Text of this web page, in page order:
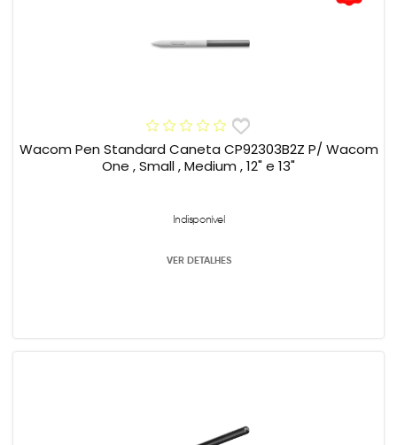
Wacom Pen Standard Caneta CP92303B2Z P/ Wacom
One , Small , Medium , 12" e 13"
Indisponível
VER DETALHES